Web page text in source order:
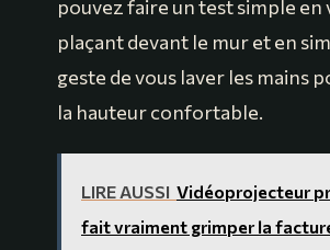
pouvez faire un test simple en
plaçant devant le mur et en
geste de vous laver les mains
la hauteur confortable.
LIRE AUSSI Vidéoprojecteur
fait vraiment grimper la